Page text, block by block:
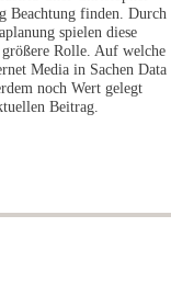
Beachtung finden. Durch
spielen diese
Rolle. Auf welche
Media in Sachen Data
noch Wert gelegt
Beitrag.